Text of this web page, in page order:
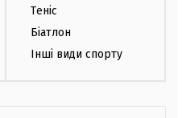
Теніс
Біатлон
Інші види спорту